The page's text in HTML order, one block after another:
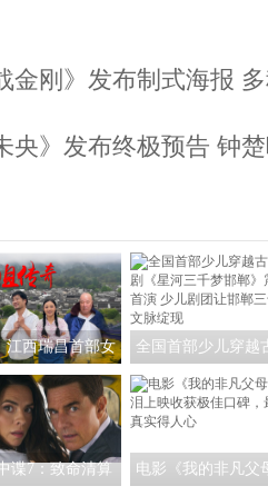
金刚》发布制式海报
央》发布终极预告 钟
江西瑞昌首部女
竖屏短剧《蛋姐
》定档三八节
全国首部少儿穿越
戏剧《星河三千
郸》震撼首演 少儿
谍7：致命清算
电影《我的非凡父